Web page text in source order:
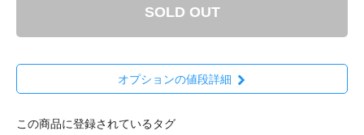
SOLD OUT
オプションの値段詳細
この商品に登録されているタグ